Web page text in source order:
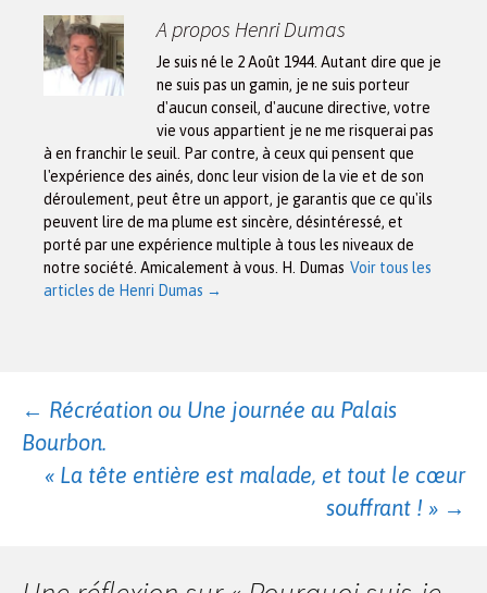
A propos Henri Dumas
Je suis né le 2 Août 1944. Autant dire que je
ne suis pas un gamin, je ne suis porteur
d'aucun conseil, d'aucune directive, votre
vie vous appartient je ne me risquerai pas
à en franchir le seuil. Par contre, à ceux qui pensent que
l'expérience des ainés, donc leur vision de la vie et de son
déroulement, peut être un apport, je garantis que ce qu'ils
peuvent lire de ma plume est sincère, désintéressé, et
porté par une expérience multiple à tous les niveaux de
notre société. Amicalement à vous. H. Dumas Voir tous les
articles de Henri Dumas →
Navigation
des
← Récréation ou Une journée au Palais
Bourbon.
« La tête entière est malade, et tout le cœur
souffrant ! » →